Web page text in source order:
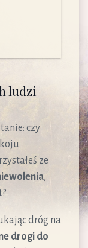
ludzi
czy
ze
,
dróg na
drogi do